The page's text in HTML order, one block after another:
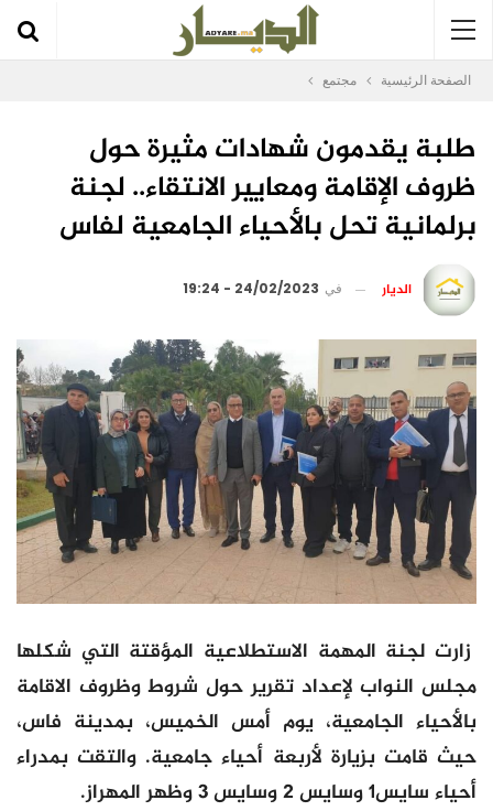
الصفحة الرئيسية مجتمع
طلبة يقدمون شهادات مثيرة حول
ظروف الإقامة ومعايير الانتقاء.. لجنة
برلمانية تحل بالأحياء الجامعية لفاس
الديار في 24/02/2023 - 19:24
زارت لجنة المهمة الاستطلاعية المؤقتة التي شكلها
مجلس النواب لإعداد تقرير حول شروط وظروف الاقامة
بالأحياء الجامعية، يوم أمس الخميس، بمدينة فاس،
حيث قامت بزيارة لأربعة أحياء جامعية. والتقت بمدراء
أحياء سايس1 وسايس 2 وسايس 3 وظهر المهراز.